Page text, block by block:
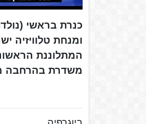
ומנחת
המתלוננת
משדרת בהרחבה